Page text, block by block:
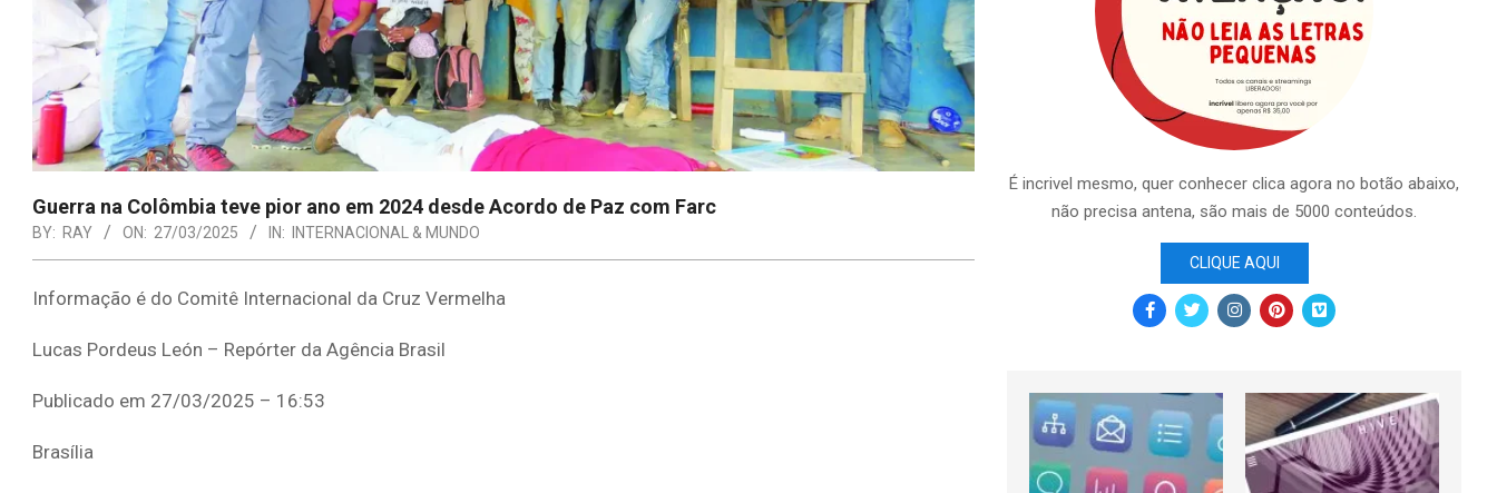
Guerra na Colômbia teve pior ano em 2024 desde Acordo de Paz com Farc
BY: RAY ON: 27/03/2025 IN: INTERNACIONAL & MUNDO
Informação é do Comitê Internacional da Cruz Vermelha
Lucas Pordeus León – Repórter da Agência Brasil
Publicado em 27/03/2025 – 16:53
Brasília
É incrivel mesmo, quer conhecer clica agora no botão abaixo,
não precisa antena, são mais de 5000 conteúdos.
CLIQUE AQUI